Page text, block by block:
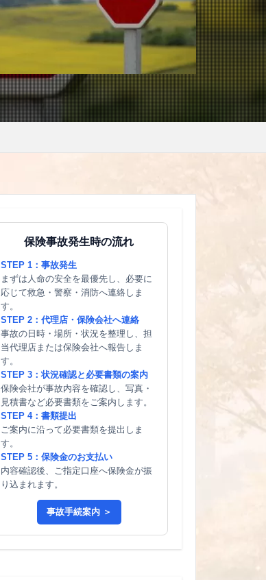
保険事故発生時の流れ
STEP 1：事故発生
まずは人命の安全を最優先し、必要に
応じて救急・警察・消防へ連絡しま
す。
STEP 2：代理店・保険会社へ連絡
事故の日時・場所・状況を整理し、担
当代理店または保険会社へ報告しま
す。
STEP 3：状況確認と必要書類の案内
保険会社が事故内容を確認し、写真・
見積書など必要書類をご案内します。
STEP 4：書類提出
ご案内に沿って必要書類を提出しま
す。
STEP 5：保険金のお支払い
内容確認後、ご指定口座へ保険金が振
り込まれます。
事故手続案内 ＞